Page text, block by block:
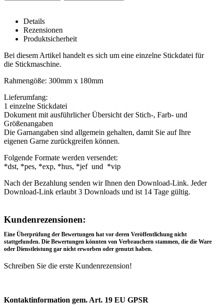
Details
Rezensionen
Produktsicherheit
Stickdatei -Hasenkopf, groß- – Details
Bei diesem Artikel handelt es sich um eine einzelne Stickdatei für
die Stickmaschine.
Rahmengöße: 300mm x 180mm
Lieferumfang:
1 einzelne Stickdatei
Dokument mit ausführlicher Übersicht der Stich-, Farb- und
Größenangaben
Die Garnangaben sind allgemein gehalten, damit Sie auf Ihre
eigenen Garne zurückgreifen können.
Folgende Formate werden versendet:
*dst, *pes, *exp, *hus, *jef und *vip
Nach der Bezahlung senden wir Ihnen den Download-Link. Jeder
Download-Link erlaubt 3 Downloads und ist 14 Tage gültig.
Rezensionen
Kundenrezensionen:
Eine Überprüfung der Bewertungen hat vor deren Veröffentlichung nicht
stattgefunden. Die Bewertungen könnten von Verbrauchern stammen, die die Ware
oder Dienstleistung gar nicht erworben oder genutzt haben.
Schreiben Sie die erste Kundenrezension!
Kontaktinformation gem. Art. 19 EU GPSR